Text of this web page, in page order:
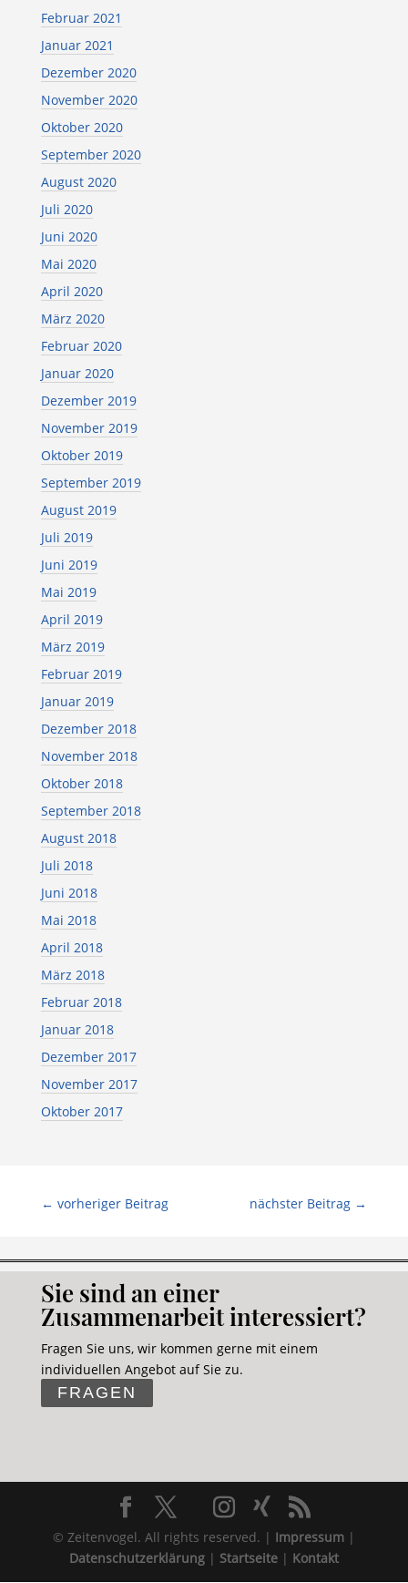
Februar 2021
Januar 2021
Dezember 2020
November 2020
Oktober 2020
September 2020
August 2020
Juli 2020
Juni 2020
Mai 2020
April 2020
März 2020
Februar 2020
Januar 2020
Dezember 2019
November 2019
Oktober 2019
September 2019
August 2019
Juli 2019
Juni 2019
Mai 2019
April 2019
März 2019
Februar 2019
Januar 2019
Dezember 2018
November 2018
Oktober 2018
September 2018
August 2018
Juli 2018
Juni 2018
Mai 2018
April 2018
März 2018
Februar 2018
Januar 2018
Dezember 2017
November 2017
Oktober 2017
← vorheriger Beitrag nächster Beitrag →
Sie sind an einer
Zusammenarbeit interessiert?
Fragen Sie uns, wir kommen gerne mit einem
individuellen Angebot auf Sie zu.
FRAGEN
© Zeitenvogel. All rights reserved. | Impressum|
Datenschutzerklärung| Startseite| Kontakt